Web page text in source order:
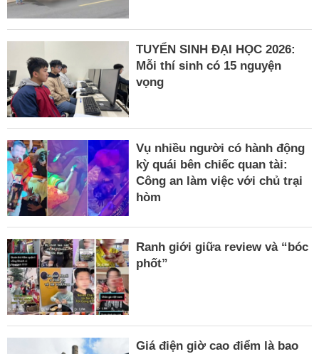
TUYỂN SINH ĐẠI HỌC 2026:
Mỗi thí sinh có 15 nguyện
vọng
Vụ nhiều người có hành động
kỳ quái bên chiếc quan tài:
Công an làm việc với chủ trại
hòm
Ranh giới giữa review và “bóc
phốt”
Giá điện giờ cao điểm là bao